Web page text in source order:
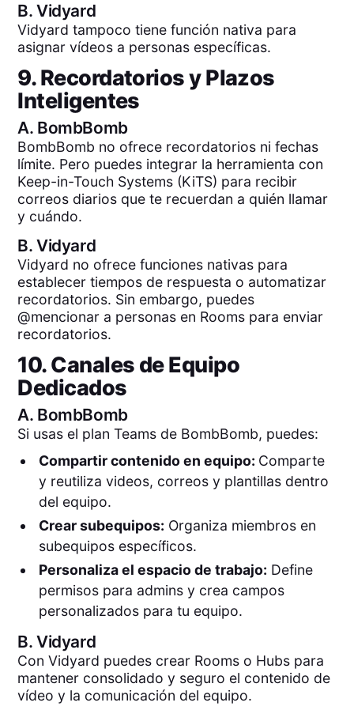
B.Vidyard
Vidyard tampoco tiene función nativa para
asignar vídeos a personas específicas.
9. Recordatorios y Plazos
Inteligentes
A. BombBomb
BombBomb no ofrece recordatorios ni fechas
límite. Pero puedes integrar la herramienta con
Keep-in-Touch Systems (KiTS) para recibir
correos diarios que te recuerdan a quién llamar
y cuándo.
B.Vidyard
Vidyard no ofrece funciones nativas para
establecer tiempos de respuesta o automatizar
recordatorios. Sin embargo, puedes
@mencionar a personas en Rooms para enviar
recordatorios.
10. Canales de Equipo
Dedicados
A. BombBomb
Si usas el plan Teams de BombBomb, puedes:
Compartir contenido en equipo: Comparte
y reutiliza videos, correos y plantillas dentro
del equipo.
Crear subequipos: Organiza miembros en
subequipos específicos.
Personaliza el espacio de trabajo: Define
permisos para admins y crea campos
personalizados para tu equipo.
B.Vidyard
Con Vidyard puedes crear Rooms o Hubs para
mantener consolidado y seguro el contenido de
vídeo y la comunicación del equipo.